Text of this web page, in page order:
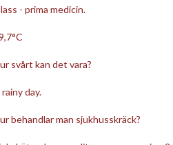
- prima medicin.
svårt kan det vara?
day.
behandlar man sjukhusskräck?